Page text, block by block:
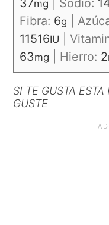
37mg Sodio:
Fibra: 6g |
11516IU
63mg Hierro: 2
SI TE GUSTA
GUSTE